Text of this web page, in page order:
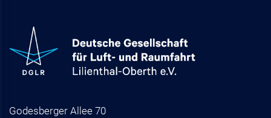
Godesberger Allee 70